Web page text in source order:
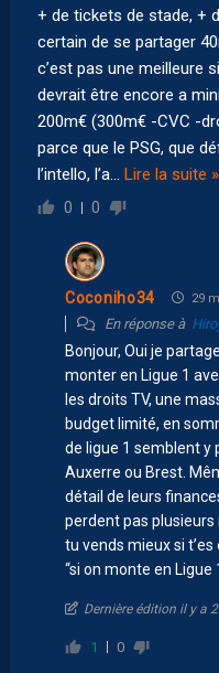
+ de tickets de stade, +
certain de se partager
c’est pas une meilleure
devrait être encore a
200m€ (300m€ -CVC -
parce que le PSG, que
l’intello, l’a
Lire la suite »
0 0
Coconiho34 29
En réponse à
Bonjour, Oui je
monter en Ligue 1
les droits TV, une
budget limité, en
de ligue 1 semblent y
Auxerre ou Brest.
détail de leurs
perdent pas plusieurs
tu vends mieux si t’es
“si on monte en Ligue
Dernière édition il y a
1 0